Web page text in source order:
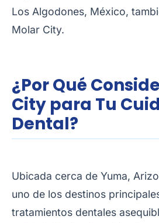
Los Algodones, México,
Molar City.
¿Por Qué
City para Tu
Dental?
Ubicada cerca de Yuma,
uno de los destinos
tratamientos dentales